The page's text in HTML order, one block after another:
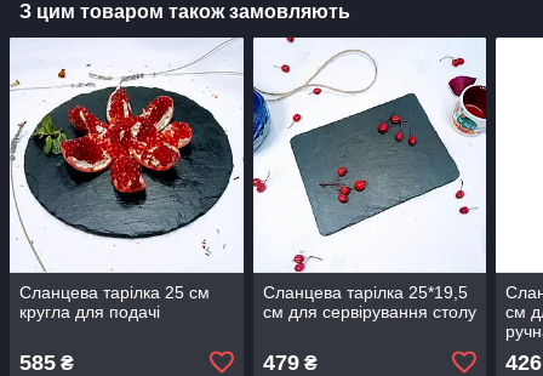
З цим товаром також замовляють
Сланцева тарілка 25 см
кругла для подачі
585 ₴
Сланцева тарілка 25*19,5
см для сервірування столу
479₴
см
426